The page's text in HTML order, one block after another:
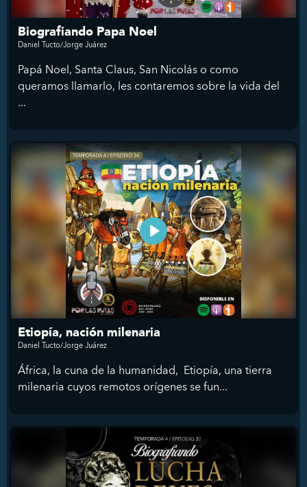
Biografiando Papa Noel
Daniel Tucto/Jorge Juárez
Papá Noel, Santa Claus, San Nicolás o como
queramos llamarlo, les contaremos sobre la vida del
...
Etiopía, nación milenaria
Daniel Tucto/Jorge Juárez
África, la cuna de la humanidad, Etiopía, una tierra
milenaria cuyos remotos orígenes se fun...